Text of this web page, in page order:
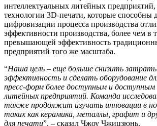
интеллектуальных литейных
технологии 3D-печати, которые способны
цифровизации процесса производства
эффективности производства, более чем в
превышающей эффективность
предприятий того же масштаба.
“Наша цель – еще больше снизить
эффективность и сделать оборудование
пресс-форм более доступным и доступным
литейных предприятий. Команда
также продолжит изучать инновации в
таких как керамика, металлы, графит и
для печати”. – сказал Чжоу Чжицзюнь.